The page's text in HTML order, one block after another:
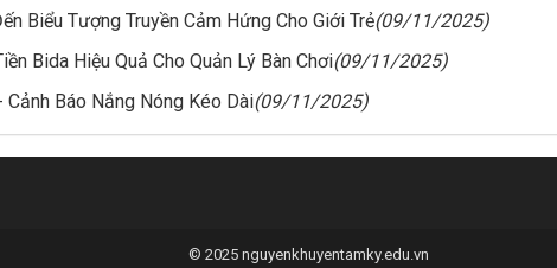
Biểu Tượng Truyền Cảm Hứng Cho Giới Trẻ(09/11/2025)
Bida Hiệu Quả Cho Quản Lý Bàn Chơi(09/11/2025)
Báo Nắng Nóng Kéo Dài(09/11/2025)
© 2025 nguyenkhuyentamky.edu.vn